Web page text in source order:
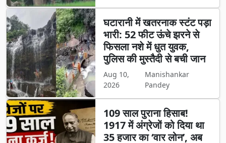
घटारानी में खतरनाक स्टंट पड़ा
भारी: 52 फीट ऊंचे झरने से
फिसला नशे में धुत युवक,
पुलिस की मुस्तैदी से बची जान
Aug 10,
2026
Manishankar
Pandey
109 साल पुराना हिसाब!
1917 में अंग्रेजों को दिया था
35 हजार का ‘वार लोन’, अब